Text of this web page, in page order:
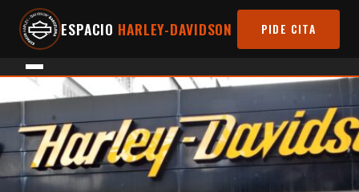
ESPACIO HARLEY-DAVIDSON PIDE CITA